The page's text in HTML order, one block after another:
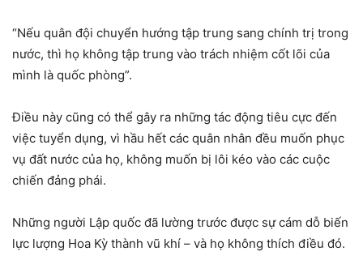
“Nếu quân đội chuyển hướng tập trung sang chính trị trong
nước, thì họ không tập trung vào trách nhiệm cốt lõi của
mình là quốc phòng”.
Điều này cũng có thể gây ra những tác động tiêu cực đến
việc tuyển dụng, vì hầu hết các quân nhân đều muốn phục
vụ đất nước của họ, không muốn bị lôi kéo vào các cuộc
chiến đảng phái.
Những người Lập quốc đã lường trước được sự cám dỗ biến
lực lượng Hoa Kỳ thành vũ khí – và họ không thích điều đó.